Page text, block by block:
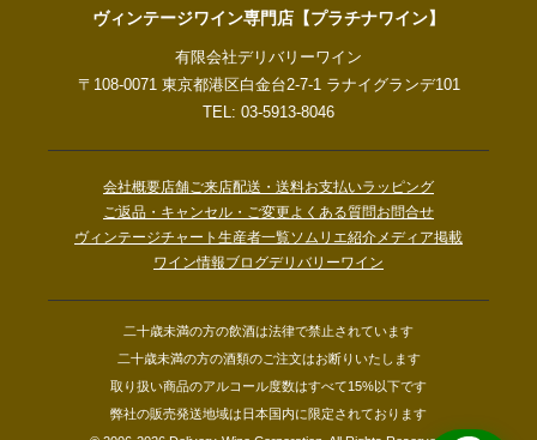
ヴィンテージワイン専門店【プラチナワイン】
有限会社デリバリーワイン
〒108-0071 東京都港区白金台2-7-1 ラナイグランデ101
TEL: 03-5913-8046
会社概要店舗ご来店配送・送料お支払いラッピング
ご返品・キャンセル・ご変更よくある質問お問合せ
ヴィンテージチャート 生産者一覧ソムリエ紹介メディア掲載
ワイン情報ブログデリバリーワイン
二十歳未満の方の飲酒は法律で禁止されています
二十歳未満の方の酒類のご注文はお断りいたします
取り扱い商品のアルコール度数はすべて15%以下です
弊社の販売発送地域は日本国内に限定されております